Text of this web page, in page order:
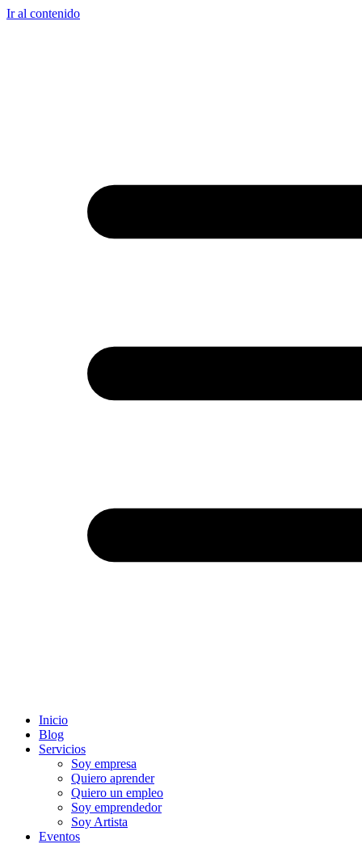
Ir al contenido
Inicio
Blog
Servicios
Soy empresa
Quiero aprender
Quiero un empleo
Soy emprendedor
Soy Artista
Eventos